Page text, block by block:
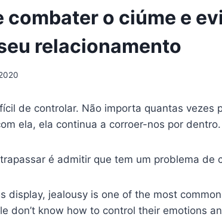
combater o ciúme e
relacionamento
de controlar. Não importa quantas vezes
ela, ela continua a corroer-nos por dentro.
é admitir que tem um problema de
display, jealousy is one of the most
don’t know how to control their emotions